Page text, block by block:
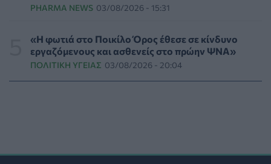
διακομιδών στη Στερεά Ελλάδα με τα νέα
ασθενοφόρα»
ΠΟΛΙΤΙΚΉ ΥΓΕΊΑΣ 05/08/2026 - 19:49
PHARMA NEWS 03/08/2026 - 15:31
«Η φωτιά στο Ποικίλο Όρος έθεσε σε κίνδυνο
εργαζόμενους και ασθενείς στο πρώην ΨΝΑ»
ΠΟΛΙΤΙΚΉ ΥΓΕΊΑΣ 03/08/2026 - 20:04